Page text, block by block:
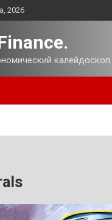
2026
калейдоскоп.